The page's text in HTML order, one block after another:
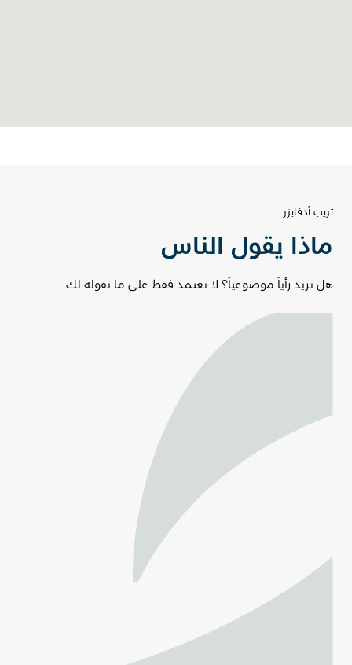
تريب أدفايزر
ماذا يقول الناس
هل تريد رأياً موضوعياً؟ لا تعتمد فقط على ما نقوله لك...